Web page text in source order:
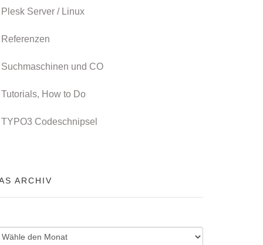
Plesk Server / Linux
Referenzen
Suchmaschinen und CO
Tutorials, How to Do
TYPO3 Codeschnipsel
ARCHIV